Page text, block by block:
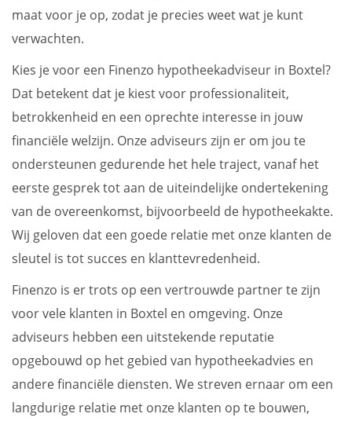
maat voor je op, zodat je precies weet wat je kunt
verwachten.
Kies je voor een Finenzo hypotheekadviseur in Boxtel?
Dat betekent dat je kiest voor professionaliteit,
betrokkenheid en een oprechte interesse in jouw
financiële welzijn. Onze adviseurs zijn er om jou te
ondersteunen gedurende het hele traject, vanaf het
eerste gesprek tot aan de uiteindelijke ondertekening
van de overeenkomst, bijvoorbeeld de hypotheekakte.
Wij geloven dat een goede relatie met onze klanten de
sleutel is tot succes en klanttevredenheid.
Finenzo is er trots op een vertrouwde partner te zijn
voor vele klanten in Boxtel en omgeving. Onze
adviseurs hebben een uitstekende reputatie
opgebouwd op het gebied van hypotheekadvies en
andere financiële diensten. We streven ernaar om een
langdurige relatie met onze klanten op te bouwen,